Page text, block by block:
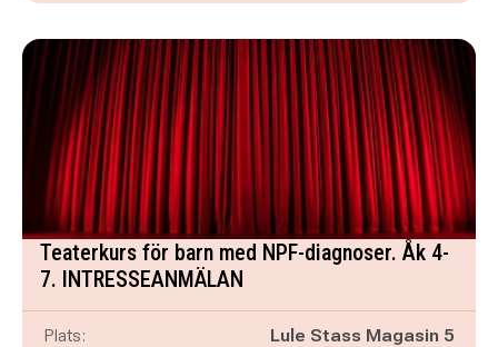
Teaterkurs för barn med NPF-diagnoser. Åk 4-
7. INTRESSEANMÄLAN
Plats:
Lule Stass Magasin 5